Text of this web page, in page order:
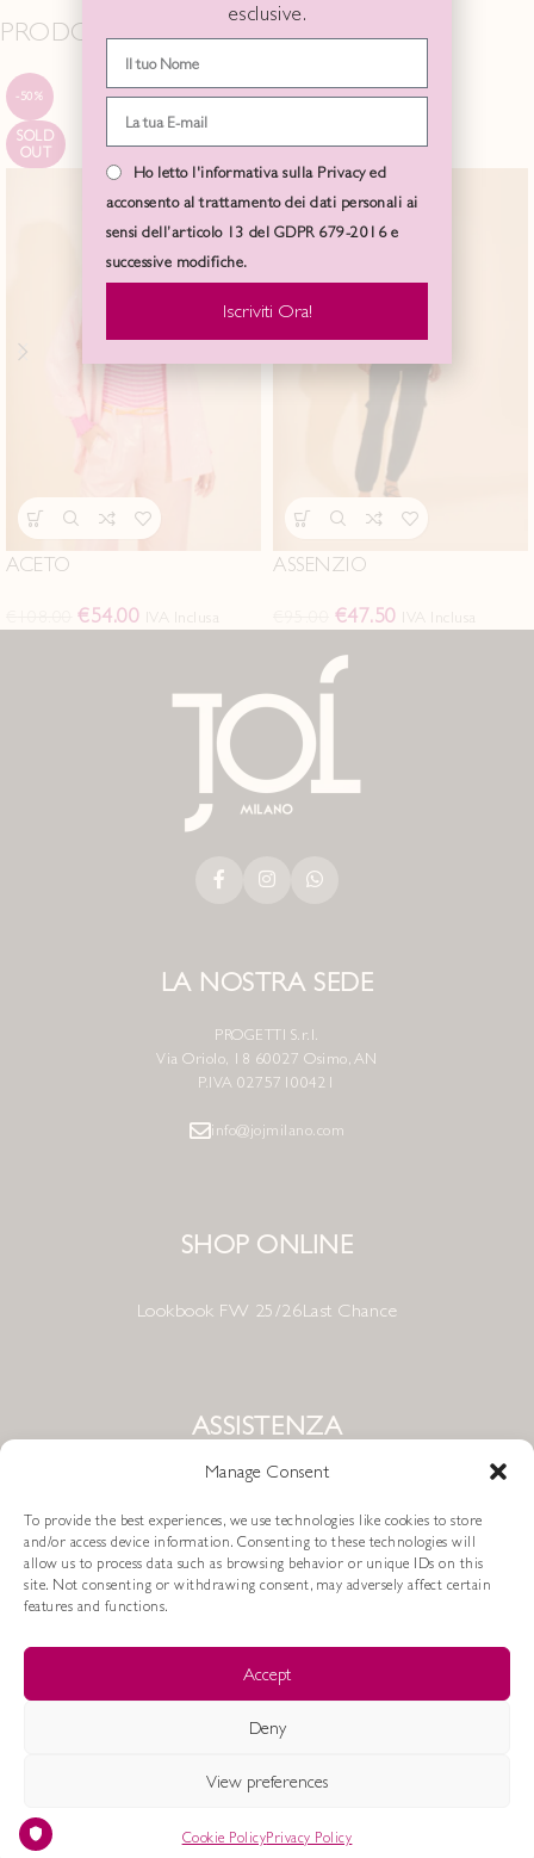
Manage Consent
To provide the best experiences, we use technologies like cookies to store
and/or access device information. Consenting to these technologies will
allow us to process data such as browsing behavior or unique IDs on this
site. Not consenting or withdrawing consent, may adversely affect certain
features and functions.
Accept
Deny
View preferences
Cookie PolicyPrivacy Policy
PRODOTTI CORRELATI
-50%
SOLD
OUT
ACETO
€54.00
-50%
ASSENZIO
€47.50
LA NOSTRA SEDE
PROGETTI S.r.l.
Via Oriolo, 18 60027 Osimo, AN
P.IVA 02757100421
info@jojmilano.com
SHOP ONLINE
Lookbook FW 25/26Last Chance
ASSISTENZA
Metodi di Pagamento
Resi e RimborsiSpedizioni
Cookie PolicyPrivacy Policy
JoJ Milano by Progetti S.r.l.- 2024 © All Rights Reserved
ShopWishlist
esclusive.
Ho letto l'informativa sulla Privacy ed
acconsento al trattamento dei dati personali ai
sensi dell’articolo 13 del GDPR 679-2016 e
successive modifiche.
Iscriviti Ora!